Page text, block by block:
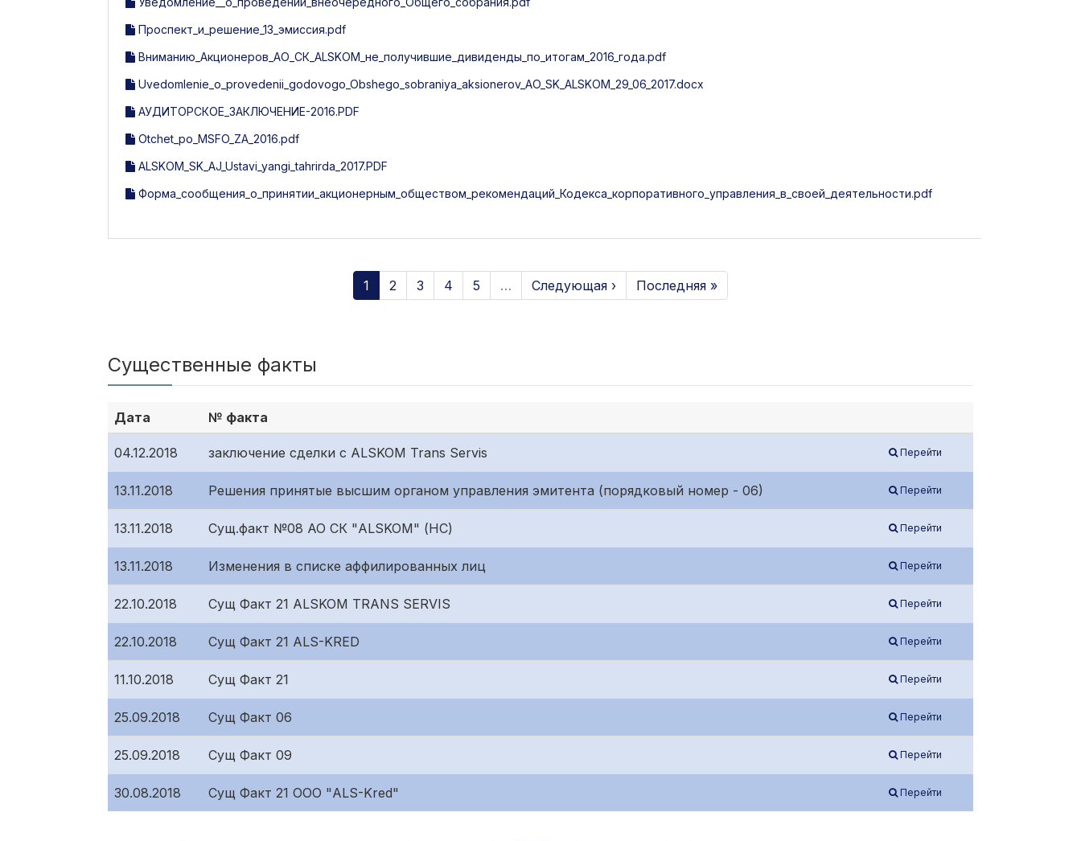
Проспект_и_решение_13_эмиссия.pdf
Вниманию_Акционеров_АО_СК_ALSKOM_не_получившие_дивиденды_по_итогам_2016_года.pdf
Uvedomlenie_o_provedenii_godovogo_Obshego_sobraniya_aksionerov_AO_SK_ALSKOM_29_06_2017.docx
АУДИТОРСКОЕ_ЗАКЛЮЧЕНИЕ-2016.PDF
Otchet_po_MSFO_ZA_2016.pdf
ALSKOM_SK_AJ_Ustavi_yangi_tahrirda_2017.PDF
Форма_сообщения_о_принятии_акционерным_обществом_рекомендаций_Кодекса_корпоративного_управления_в_своей_деятельности.pdf
1 2 3 4 5 … Следующая › Последняя »
Существенные факты
Дата № факта
04.12.2018 заключение сделки с ALSKOM Trans Servis Перейти
13.11.2018 Решения принятые высшим органом управления эмитента (порядковый номер - 06) Перейти
13.11.2018 Сущ.факт №08 АО СК "ALSKOM" (НС) Перейти
13.11.2018 Изменения в списке аффилированных лиц Перейти
22.10.2018 Сущ Факт 21 ALSKOM TRANS SERVIS Перейти
22.10.2018 Сущ Факт 21 ALS-KRED Перейти
11.10.2018 Сущ Факт 21 Перейти
25.09.2018 Сущ Факт 06 Перейти
25.09.2018 Сущ Факт 09 Перейти
30.08.2018 Сущ Факт 21 ООО "ALS-Kred" Перейти